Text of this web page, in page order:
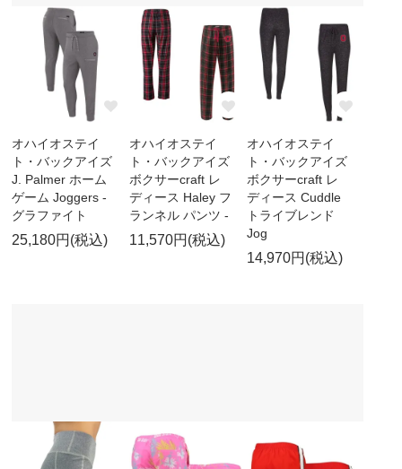
オハイオステイ
ト・バックアイズ
J. Palmer ホーム
ゲーム Joggers -
グラファイト
25,180円(税込)
オハイオステイ
ト・バックアイズ
ボクサーcraft レ
ディース Haley フ
ランネル パンツ -
11,570円(税込)
オハイオステイ
ト・バックアイズ
ボクサーcraft レ
ディース Cuddle
トライブレンド
Jog
14,970円(税込)